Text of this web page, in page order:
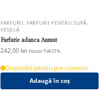
FARFURII, FARFURII PENTRU SUPĂ,
VESELĂ
Farfurie adanca Anmut
242,00 lei Inclusiv TVA 21%
Disponibil pentru pre-comenzi
Adaugă în coș